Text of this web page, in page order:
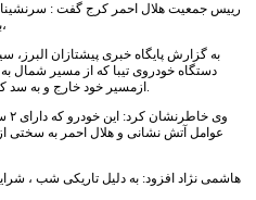
رییس جمعیت هلال احمر کرج گفت :
بود به طرز معجزه آسا از مرگ نجات یافتند،
به گزارش پایگاه خبری پیشتازان البرز،
دستگاه خودروی تیبا که از مسیر شمال
ازمسیر خود خارج و به سد کرج در محدوده تونل شماره پنج سقوط کرد.
عوامل آتش نشانی و هلال احمر به سختی
هاشمی نژاد افزود: به دلیل تاریکی شب ،